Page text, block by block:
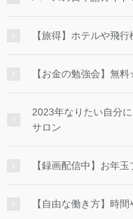
【旅得】ホテルや飛
【お金の勉強会】無
2023年なりたい自分
サロン
【録画配信中】お年
【自由な働き方】時